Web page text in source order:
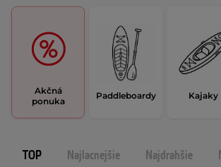
Akčná
ponuka
Paddleboardy Kajaky
TOP Najlacnejšie Najdrahšie